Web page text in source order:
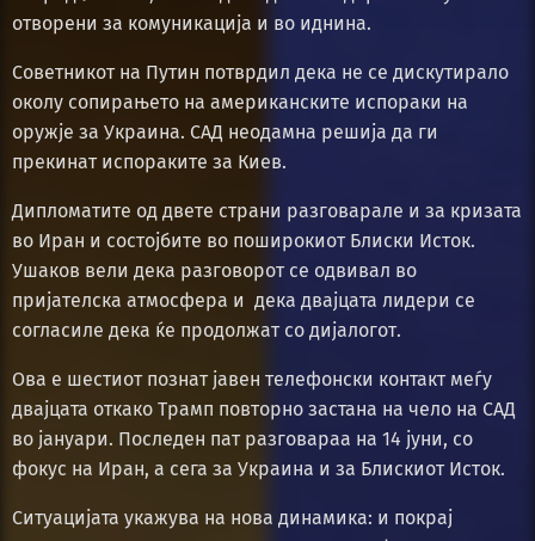
отворени за комуникација и во иднина.
Советникот на Путин потврдил дека не се дискутирало
околу сопирањето на американските испораки на
оружје за Украина. САД неодамна решија да ги
прекинат испораките за Киев.
Дипломатите од двете страни разговарале и за кризата
во Иран и состојбите во поширокиот Блиски Исток.
Ушаков вели дека разговорот се одвивал во
пријателска атмосфера и дека двајцата лидери се
согласиле дека ќе продолжат со дијалогот.
Ова е шестиот познат јавен телефонски контакт меѓу
двајцата откако Трамп повторно застана на чело на САД
во јануари. Последен пат разговараа на 14 јуни, со
фокус на Иран, а сега за Украина и за Блискиот Исток.
Ситуацијата укажува на нова динамика: и покрај